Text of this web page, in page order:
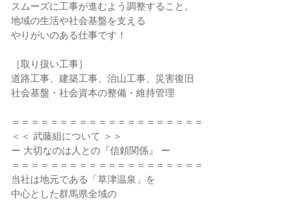
スムーズに工事が進むよう調整すること。
地域の生活や社会基盤を支える
やりがいのある仕事です！
［取り扱い工事］
道路工事、建築工事、治山工事、災害復旧
社会基盤・社会資本の整備・維持管理
＝＝＝＝＝＝＝＝＝＝＝＝＝＝＝＝＝＝＝＝
＜＜ 武藤組について ＞＞
ー 大切なのは人との『信頼関係』 ー
＝＝＝＝＝＝＝＝＝＝＝＝＝＝＝＝＝＝＝＝
当社は地元である「草津温泉」を
中心とした群馬県全域の